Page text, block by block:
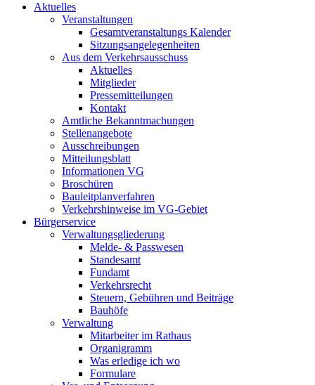
Aktuelles
Veranstaltungen
Gesamtveranstaltungs Kalender
Sitzungsangelegenheiten
Aus dem Verkehrsausschuss
Aktuelles
Mitglieder
Pressemitteilungen
Kontakt
Amtliche Bekanntmachungen
Stellenangebote
Ausschreibungen
Mitteilungsblatt
Informationen VG
Broschüren
Bauleitplanverfahren
Verkehrshinweise im VG-Gebiet
Bürgerservice
Verwaltungsgliederung
Melde- & Passwesen
Standesamt
Fundamt
Verkehrsrecht
Steuern, Gebühren und Beiträge
Bauhöfe
Verwaltung
Mitarbeiter im Rathaus
Organigramm
Was erledige ich wo
Formulare